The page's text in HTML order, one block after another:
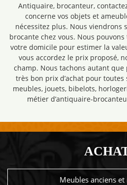
Antiquaire, brocanteur,
concerne vos objets et
nécessitez plus. Nous viendrons
brocante chez vous. Nous
votre domicile pour estimer la
vous accordez le prix proposé,
champ. Nous tachons autant
très bon prix d’achat pour toutes
meubles, jouets, bibelots,
métier d’antiquaire-
Meubles anciens